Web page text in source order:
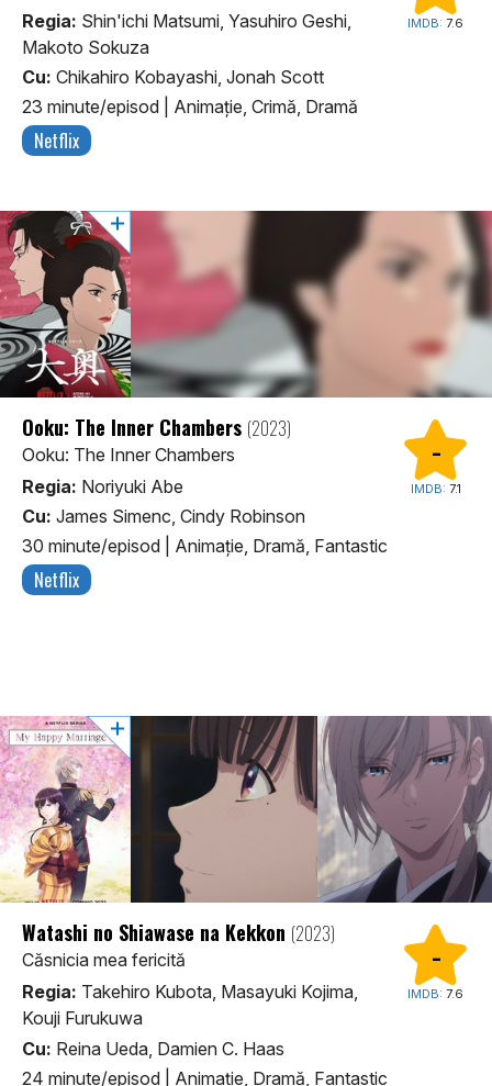
IMDB: 7.6
Regia: Shin'ichi Matsumi, Yasuhiro Geshi,
Makoto Sokuza
Cu: Chikahiro Kobayashi, Jonah Scott
23 minute/episod
Animaţie, Crimă, Dramă
Netflix
-
IMDB: 7.1
Ooku: The Inner Chambers (2023)
Ooku: The Inner Chambers
Regia: Noriyuki Abe
Cu: James Simenc, Cindy Robinson
30 minute/episod
Animaţie, Dramă, Fantastic
Netflix
-
IMDB: 7.6
Watashi no Shiawase na Kekkon (2023)
Căsnicia mea fericită
Regia: Takehiro Kubota, Masayuki Kojima,
Kouji Furukuwa
Cu: Reina Ueda, Damien C. Haas
24 minute/episod
Animaţie, Dramă, Fantastic